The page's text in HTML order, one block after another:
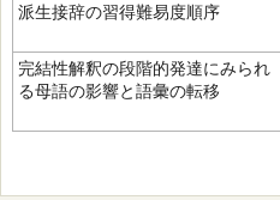
派生接辞の習得難易度順序
完結性解釈の段階的発達にみられ
る母語の影響と語彙の転移